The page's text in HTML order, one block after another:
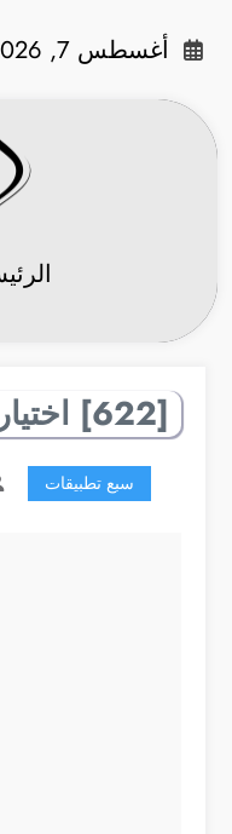
أغسطس 7, 2026
[622] اختيارات آي-فون إسلام لسبع تطبيقات مفيدة
سبع تطبيقات